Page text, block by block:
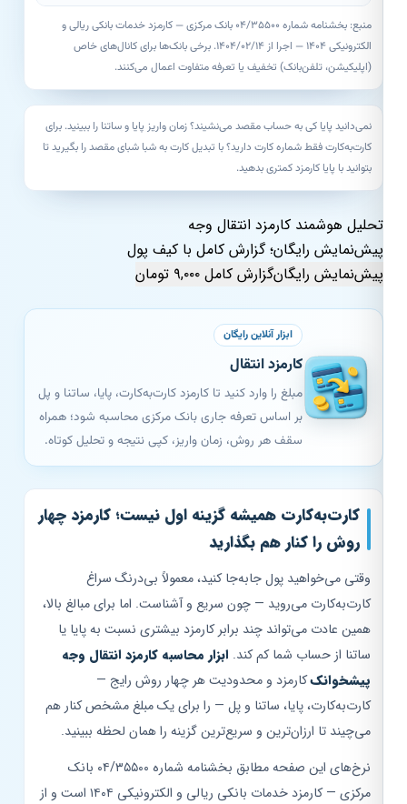
منبع: بخشنامه شماره ۰۴/۳۵۵۰۰ بانک مرکزی — کارمزد خدمات بانکی ریالی و
الکترونیکی ۱۴۰۴ — اجرا از ۱۴۰۴/۰۲/۱۴. برخی بانک‌ها برای کانال‌های خاص
(اپلیکیشن، تلفن‌بانک) تخفیف یا تعرفه متفاوت اعمال می‌کنند.
نمی‌دانید پایا کی به حساب مقصد می‌نشیند؟زمان واریز پایا و ساتنارا ببینید. برای
کارت‌به‌کارت فقط شماره کارت دارید؟ باتبدیل کارت به شباشبای مقصد را بگیرید تا
بتوانید با پایا کارمزد کمتری بدهید.
تحلیل هوشمند کارمزد انتقال وجه
پیش‌نمایش رایگان؛ گزارش کامل با کیف پول
پیش‌نمایش رایگانگزارش کامل ۹,۰۰۰ تومان
ابزار آنلاین رایگان
کارمزد انتقال
مبلغ را وارد کنید تا کارمزد کارت‌به‌کارت، پایا، ساتنا و پل
بر اساس تعرفه جاری بانک مرکزی محاسبه شود؛ همراه
سقف هر روش، زمان واریز، کپی نتیجه و تحلیل کوتاه.
کارت‌به‌کارت همیشه گزینه اول نیست؛ کارمزد چهار
روش را کنار هم بگذارید
وقتی می‌خواهید پول جابه‌جا کنید، معمولاً بی‌درنگ سراغ
کارت‌به‌کارت می‌روید — چون سریع و آشناست. اما برای مبالغ بالا،
همین عادت می‌تواند چند برابر کارمزد بیشتری نسبت به پایا یا
ساتنا از حساب شما کم کند.ابزار محاسبه کارمزد انتقال وجه
پیشخوانککارمزد و محدودیت هر چهار روش رایج —
کارت‌به‌کارت، پایا، ساتنا و پل — را برای یک مبلغ مشخص کنار هم
می‌چیند تا ارزان‌ترین و سریع‌ترین گزینه را همان لحظه ببینید.
نرخ‌های این صفحه مطابق بخشنامه شماره ۰۴/۳۵۵۰۰ بانک
مرکزی — کارمزد خدمات بانکی ریالی و الکترونیکی ۱۴۰۴ است و از